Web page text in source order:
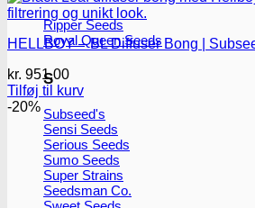
Ripper Seeds
Royal Queen Seeds
S
Subseed's
Sensi Seeds
Serious Seeds
Sumo Seeds
Super Strains
Seedsman Co.
HELLBOY – BL Diffuser Bong |
kr. 951.00
Tilføj til kurv
-20%